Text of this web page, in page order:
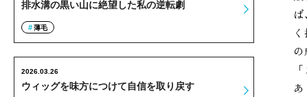
排水溝の黒い山に絶望した私の逆転劇
薄毛
ウィッグを味方につけて自信を取り戻す
2026.03.26